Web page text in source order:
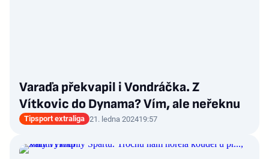
Varaďa překvapil i Vondráčka. Z
Vítkovic do Dynama? Vím, ale neřeknu
Tipsport extraliga 21. ledna 202419:57